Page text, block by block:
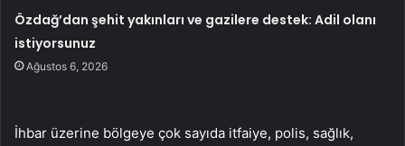
Özdağ’dan şehit yakınları ve gazilere destek: Adil olanı
istiyorsunuz
Ağustos 6, 2026
İhbar üzerine bölgeye çok sayıda itfaiye, polis, sağlık,